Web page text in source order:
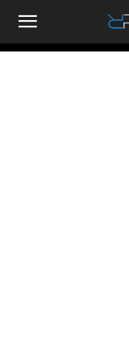
RallyandRaces.com